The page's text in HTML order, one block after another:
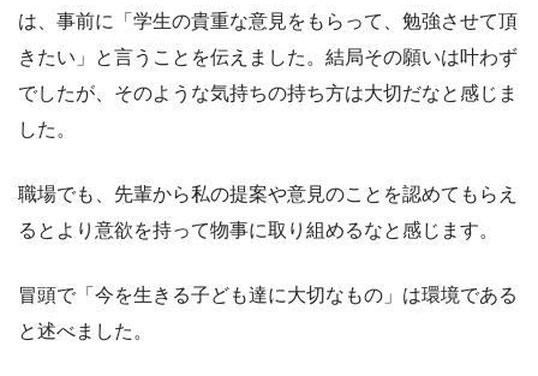
は、事前に「学生の貴重な意見をもらって、勉強させて頂
きたい」と言うことを伝えました。結局その願いは叶わず
でしたが、そのような気持ちの持ち方は大切だなと感じま
した。
職場でも、先輩から私の提案や意見のことを認めてもらえ
るとより意欲を持って物事に取り組めるなと感じます。
冒頭で「今を生きる子ども達に大切なもの」は環境である
と述べました。